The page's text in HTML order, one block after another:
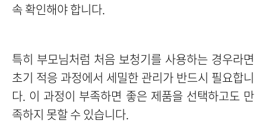
속 확인해야 합니다.
특히 부모님처럼 처음 보청기를 사용하는 경우라면
초기 적응 과정에서 세밀한 관리가 반드시 필요합니
다. 이 과정이 부족하면 좋은 제품을 선택하고도 만
족하지 못할 수 있습니다.